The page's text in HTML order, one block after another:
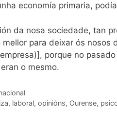
economía primaria,
da nosa sociedade, tan
mellor para deixar ós
porque no
o mesmo.
, laboral, opinións, Ourense,